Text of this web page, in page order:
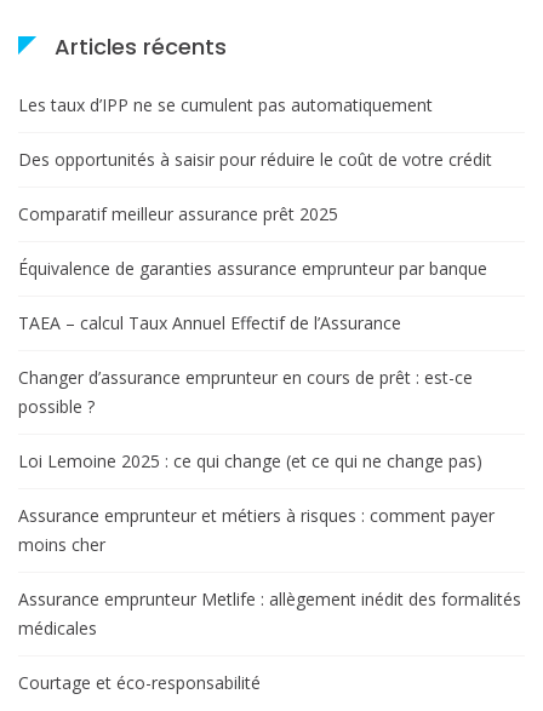
Articles récents
Les taux d’IPP ne se cumulent pas automatiquement
Des opportunités à saisir pour réduire le coût de votre crédit
Comparatif meilleur assurance prêt 2025
Équivalence de garanties assurance emprunteur par banque
TAEA – calcul Taux Annuel Effectif de l’Assurance
Changer d’assurance emprunteur en cours de prêt : est-ce
possible ?
Loi Lemoine 2025 : ce qui change (et ce qui ne change pas)
Assurance emprunteur et métiers à risques : comment payer
moins cher
Assurance emprunteur Metlife : allègement inédit des formalités
médicales
Courtage et éco-responsabilité